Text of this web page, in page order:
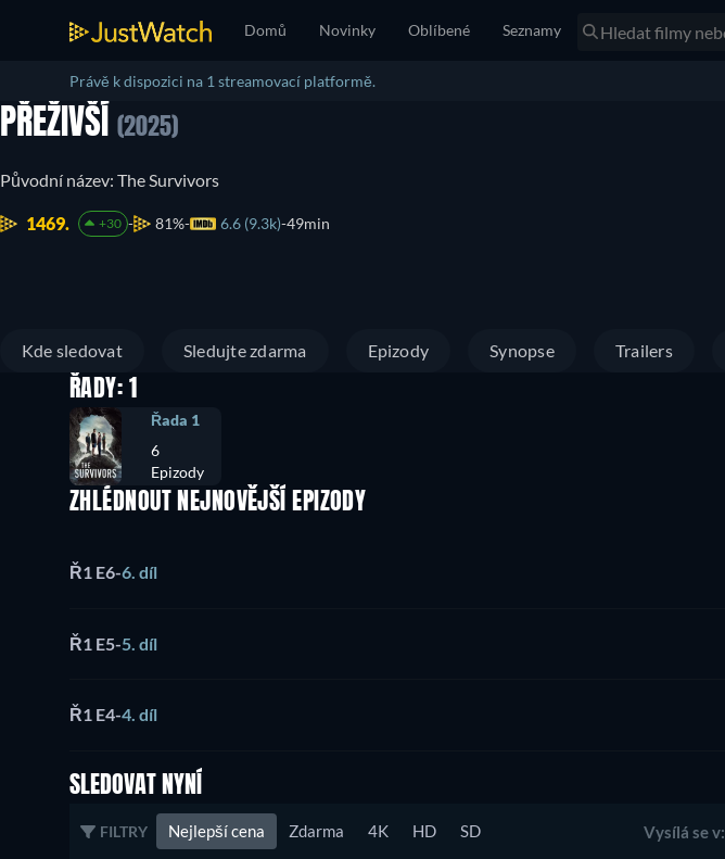
Domů Novinky Oblíbené Seznamy
Právě k dispozici na 1 streamovací platformě.
PŘEŽIVŠÍ (2025)
Původní název: The Survivors
1469. +30 81% 6.6 (9.3k) 49min
Kde sledovat Sledujte zdarma Epizody Synopse Trailers
ŘADY: 1
Řada 1
6
Epizody
ZHLÉDNOUT NEJNOVĚJŠÍ EPIZODY
Ř1 E6-6. díl
Ř1 E5-5. díl
Ř1 E4-4. díl
SLEDOVAT NYNÍ
FILTRY Nejlepší cena Zdarma 4K HD SD Vysílá se v: